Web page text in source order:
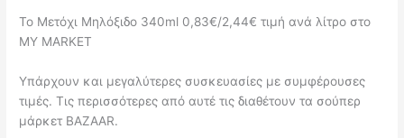
Το Μετόχι Μηλόξιδο 340ml 0,83€/2,44€ τιμή ανά λίτρο στο
MY MARKET
Υπάρχουν και μεγαλύτερες συσκευασίες με συμφέρουσες
τιμές. Τις περισσότερες από αυτέ τις διαθέτουν τα σούπερ
μάρκετ BAZAAR.